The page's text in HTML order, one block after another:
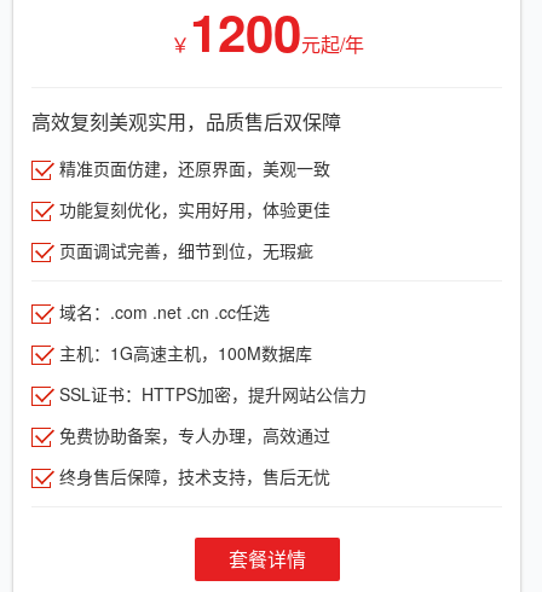
￥ 1200元起/年
高效复刻美观实用，品质售后双保障
精准页面仿建，还原界面，美观一致
功能复刻优化，实用好用，体验更佳
页面调试完善，细节到位，无瑕疵
域名：.com .net .cn .cc任选
主机：1G高速主机，100M数据库
SSL证书：HTTPS加密，提升网站公信力
免费协助备案，专人办理，高效通过
终身售后保障，技术支持，售后无忧
套餐详情